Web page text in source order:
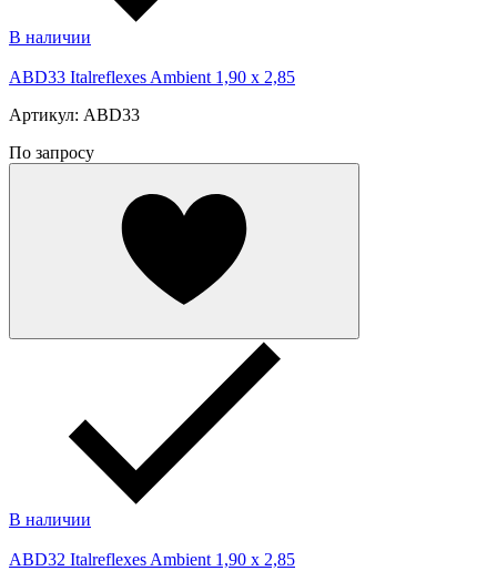
В наличии
ABD33 Italreflexes Ambient 1,90 x 2,85
Артикул: ABD33
По запросу
В наличии
ABD32 Italreflexes Ambient 1,90 x 2,85